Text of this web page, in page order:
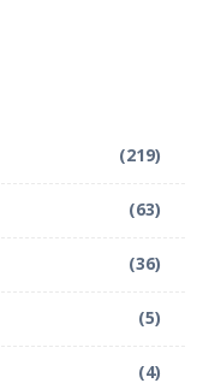
(219)
(63)
(36)
(5)
(4)